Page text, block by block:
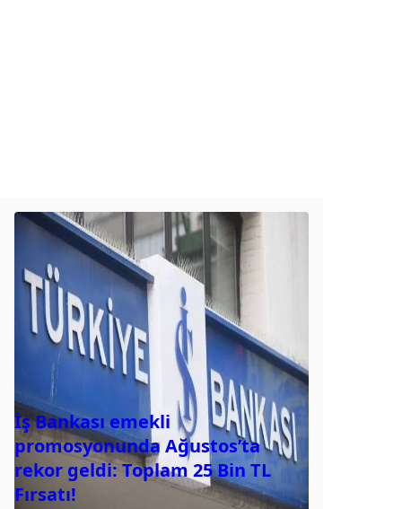
İş Bankası emekli
promosyonunda Ağustos’ta
rekor geldi: Toplam 25 Bin TL
Fırsatı!